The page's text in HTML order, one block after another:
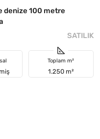
denize 100 metre
SATILIK
Toplam m²
1.250 m²